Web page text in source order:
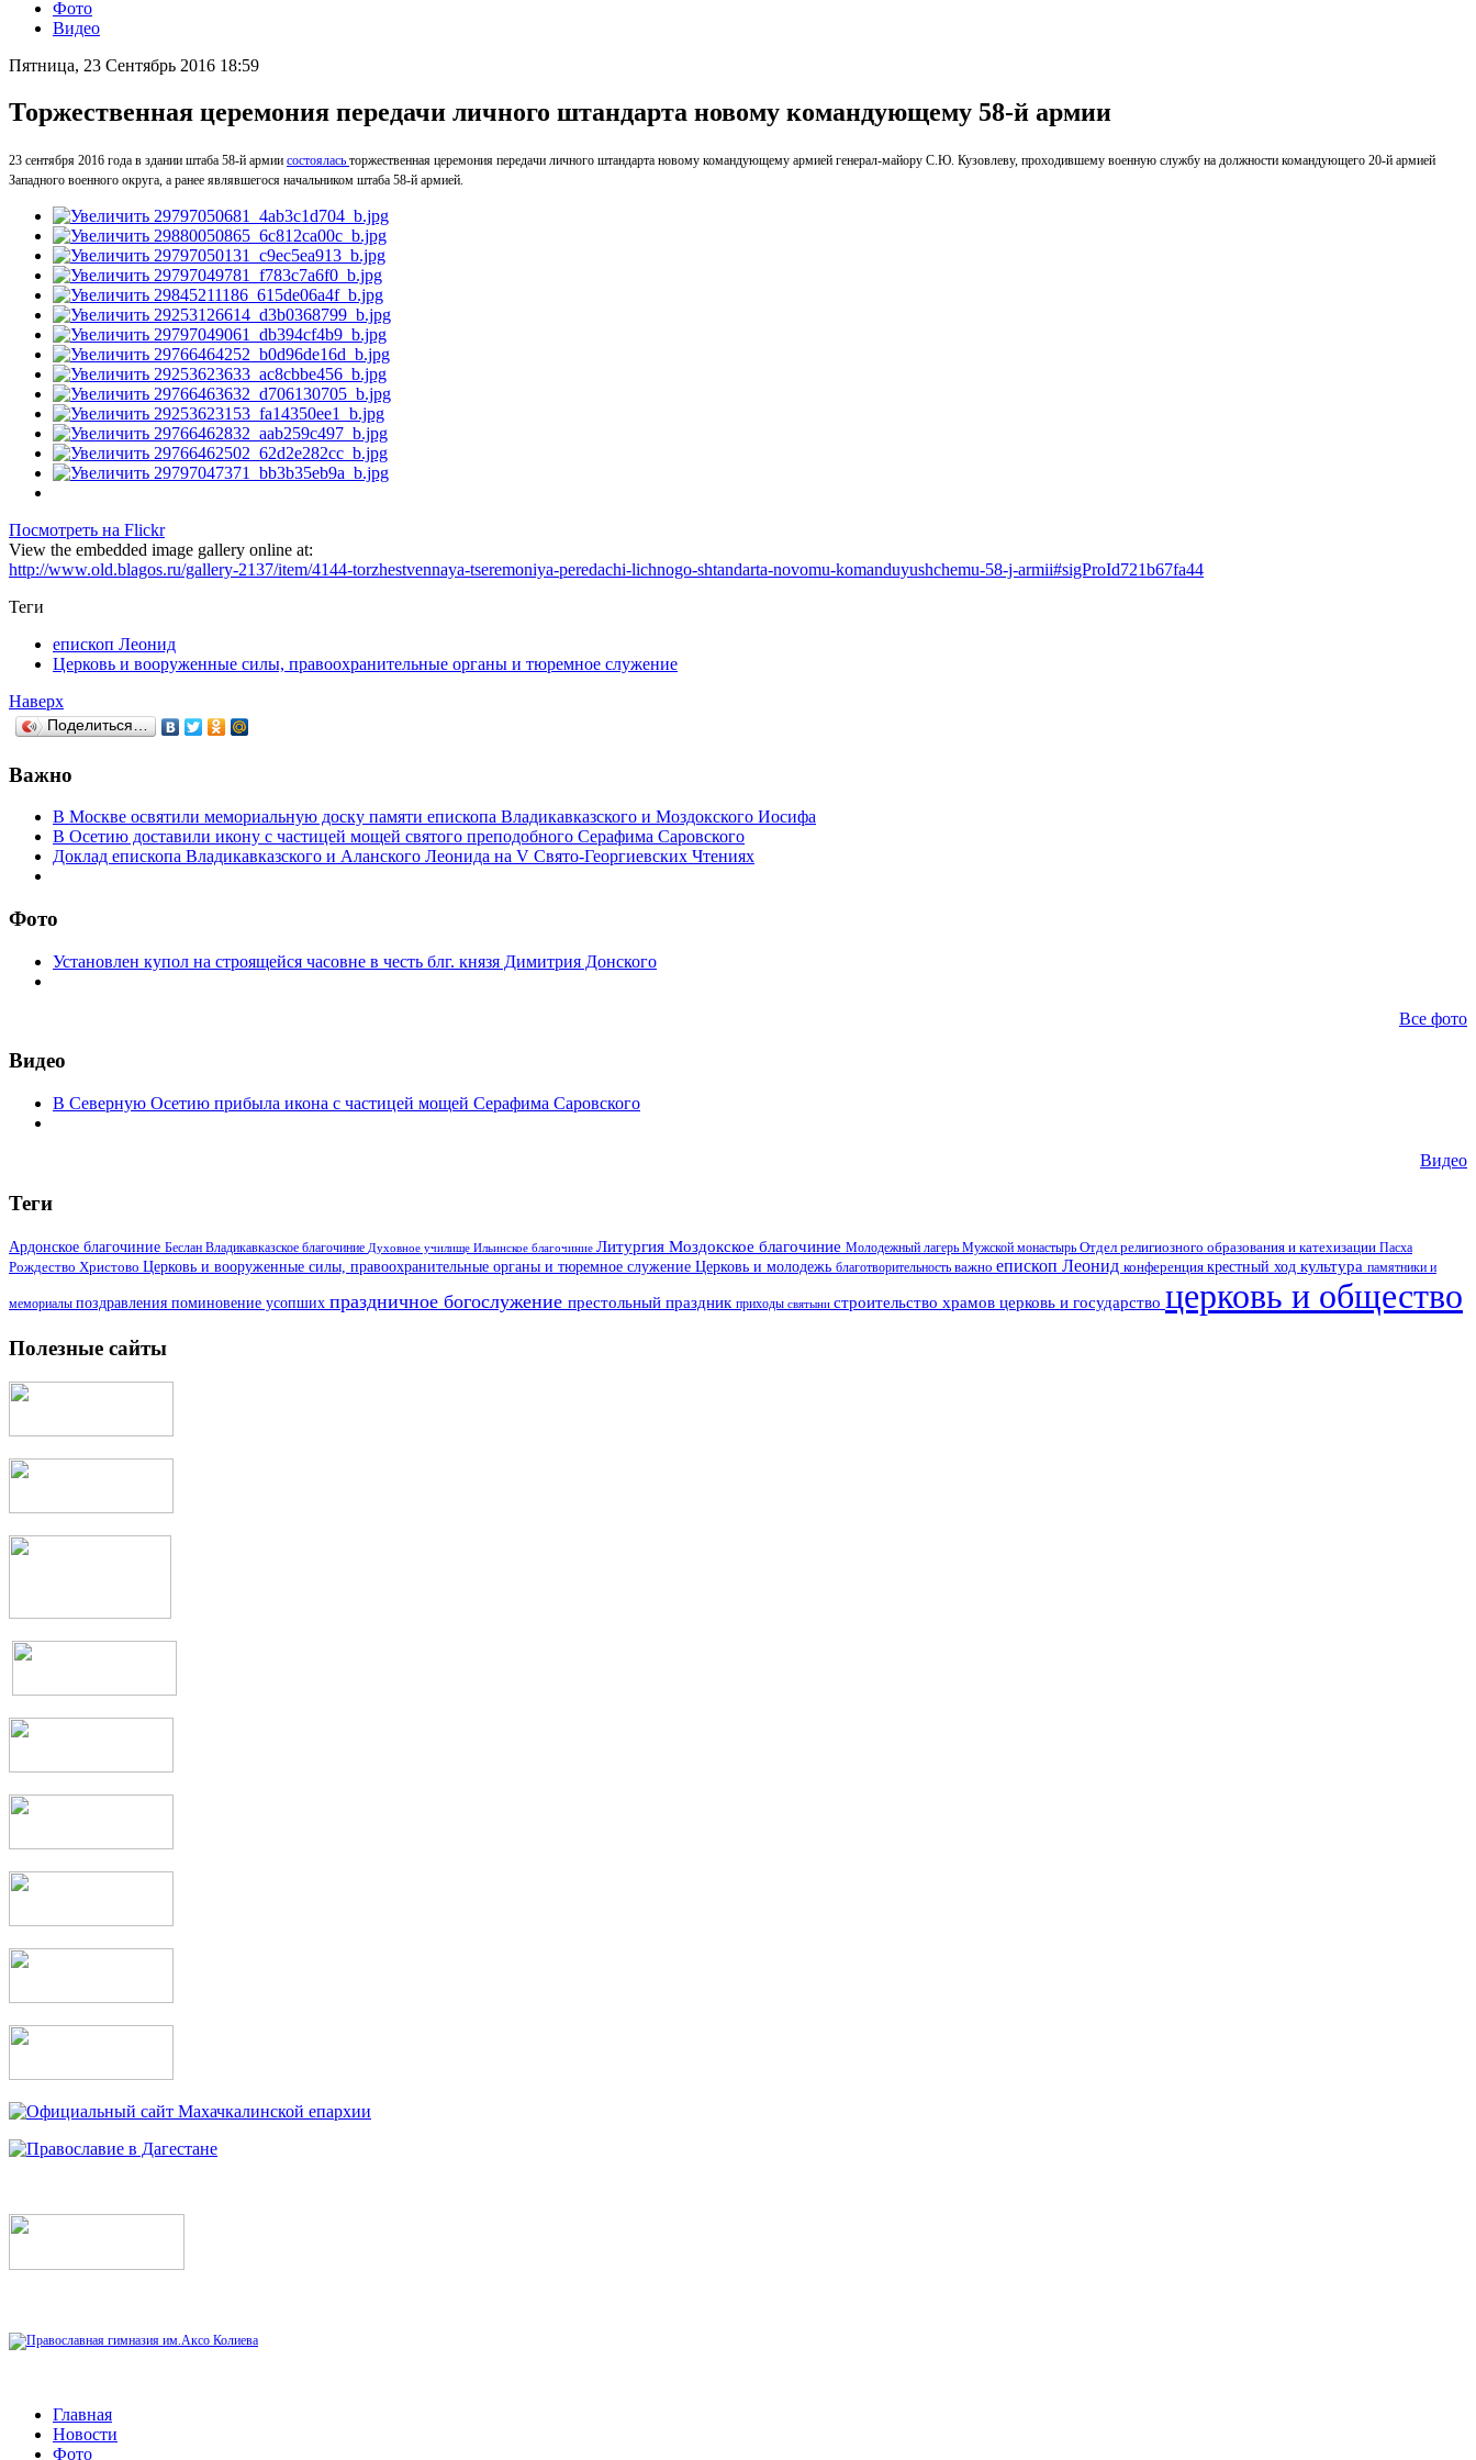
Фото
Видео
Пятница, 23 Сентябрь 2016 18:59
Торжественная церемония передачи личного штандарта новому командующему 58-й армии
23 сентября 2016 года в здании штаба 58-й армии состоялась торжественная церемония передачи личного штандарта новому командующему армией генерал-майору С.Ю. Кузовлеву, проходившему военную службу на должности командующего 20-й армией
Западного военного округа, а ранее являвшегося начальником штаба 58-й армией.
Посмотреть на Flickr
View the embedded image gallery online at:
http://www.old.blagos.ru/gallery-2137/item/4144-torzhestvennaya-tseremoniya-peredachi-lichnogo-shtandarta-novomu-komanduyushchemu-58-j-armii#sigProId721b67fa44
Теги
епископ Леонид
Церковь и вооруженные силы, правоохранительные органы и тюремное служение
Наверх
Поделиться…
Важно
В Москве освятили мемориальную доску памяти епископа Владикавказского и Моздокского Иосифа
В Осетию доставили икону с частицей мощей святого преподобного Серафима Саровского
Доклад епископа Владикавказского и Аланского Леонида на V Свято-Георгиевских Чтениях
Фото
Установлен купол на строящейся часовне в честь блг. князя Димитрия Донского
Все фото
Видео
В Северную Осетию прибыла икона с частицей мощей Серафима Саровского
Видео
Теги
Ардонское благочиние Беслан Владикавказское благочиние Духовное училище Ильинское благочиние Литургия Моздокское благочиние Молодежный лагерь Мужской монастырь Отдел религиозного образования и катехизации Пасха
Рождество Христово Церковь и вооруженные силы, правоохранительные органы и тюремное служение Церковь и молодежь благотворительность важно епископ Леонид конференция крестный ход культура памятники и
мемориалы поздравления поминовение усопших праздничное богослужение престольный праздник приходы святыни строительство храмов церковь и государство церковь и общество
Полезные сайты
Главная
Новости
Фото